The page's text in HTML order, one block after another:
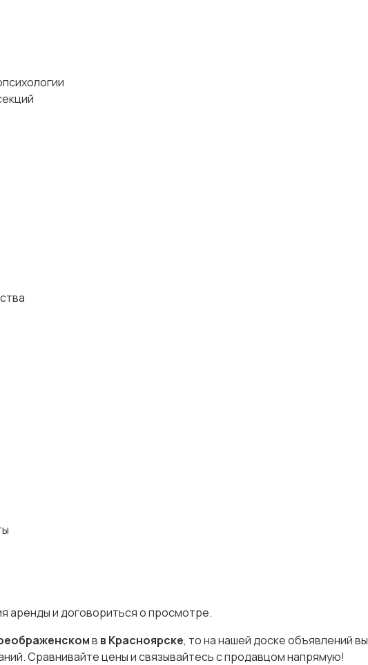
аренды и договориться о просмотре.
в в Красноярске, то на нашей доске объявлений вы
Сравнивайте цены и связывайтесь с продавцом напрямую!